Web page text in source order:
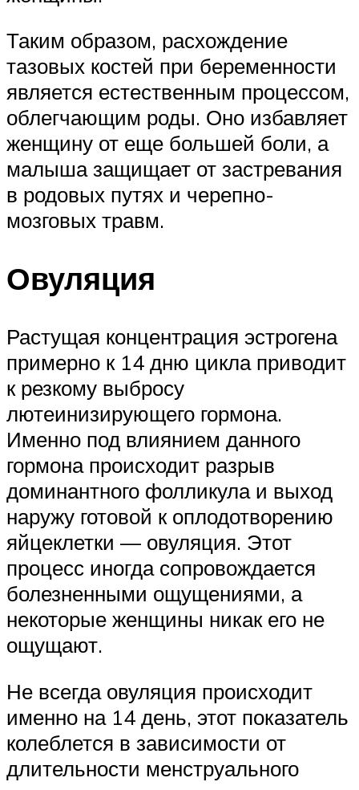
Таким образом, расхождение
тазовых костей при беременности
является естественным процессом,
облегчающим роды. Оно избавляет
женщину от еще большей боли, а
малыша защищает от застревания
в родовых путях и черепно-
мозговых травм.
Овуляция
Растущая концентрация эстрогена
примерно к 14 дню цикла приводит
к резкому выбросу
лютеинизирующего гормона.
Именно под влиянием данного
гормона происходит разрыв
доминантного фолликула и выход
наружу готовой к оплодотворению
яйцеклетки — овуляция. Этот
процесс иногда сопровождается
болезненными ощущениями, а
некоторые женщины никак его не
ощущают.
Не всегда овуляция происходит
именно на 14 день, этот показатель
колеблется в зависимости от
длительности менструального